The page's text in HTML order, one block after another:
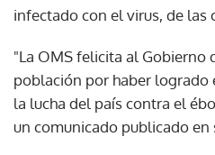
infectado con el virus, de las
"La OMS felicita al Gobierno
población por haber logrado
la lucha del país contra el
un comunicado publicado en